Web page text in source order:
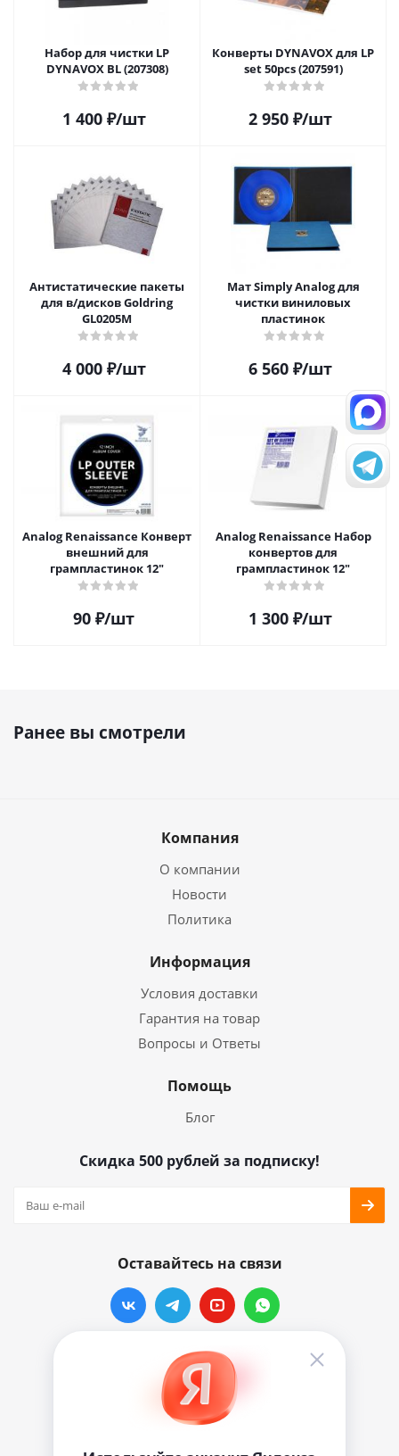
Набор для чистки LP
DYNAVOX BL (207308)
1 400₽/шт
Конверты DYNAVOX для LP
set 50pcs (207591)
2 950₽/шт
Антистатические пакеты
для в/дисков Goldring
GL0205M
4 000₽/шт
Мат Simply Analog для
чистки виниловых
пластинок
6 560₽/шт
Analog Renaissance Конверт
внешний для
грампластинок 12"
90 ₽/шт
Analog Renaissance Набор
конвертов для
грампластинок 12"
1 300₽/шт
Ранее вы смотрели
Компания
О компании
Новости
Политика
Информация
Условия доставки
Гарантия на товар
Вопросы и Ответы
Помощь
Блог
Скидка 500 рублей за подписку!
Оставайтесь на связи
Наши контакты
info@vinylmarkt.ru